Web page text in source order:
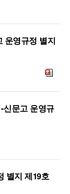
운영규정 별지
신문고 운영규
별지 제19호